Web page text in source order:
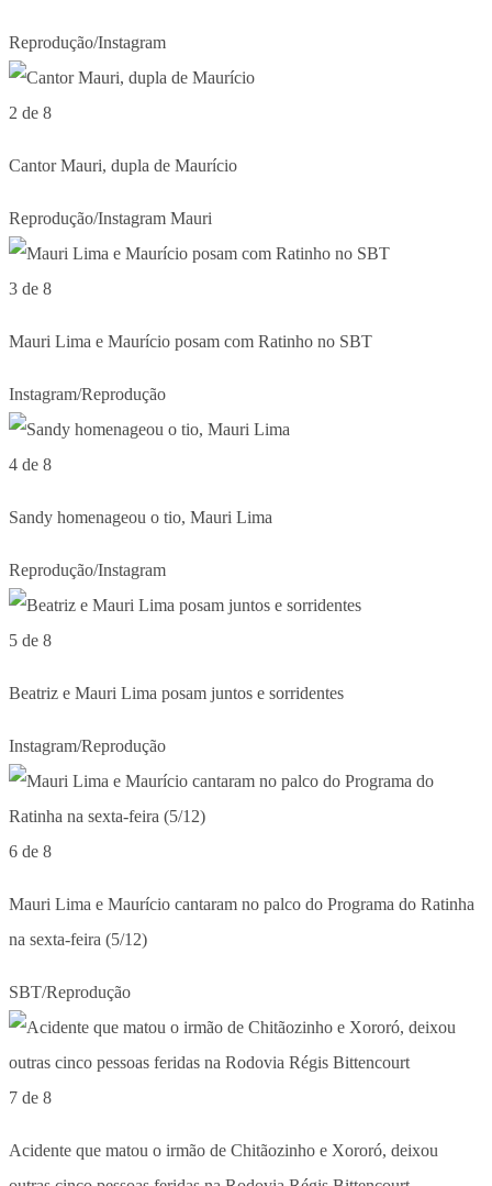
Reprodução/Instagram
2 de 8
Cantor Mauri, dupla de Maurício
Reprodução/Instagram Mauri
3 de 8
Mauri Lima e Maurício posam com Ratinho no SBT
Instagram/Reprodução
4 de 8
Sandy homenageou o tio, Mauri Lima
Reprodução/Instagram
5 de 8
Beatriz e Mauri Lima posam juntos e sorridentes
Instagram/Reprodução
6 de 8
Mauri Lima e Maurício cantaram no palco do Programa do Ratinha
na sexta-feira (5/12)
SBT/Reprodução
7 de 8
Acidente que matou o irmão de Chitãozinho e Xororó, deixou